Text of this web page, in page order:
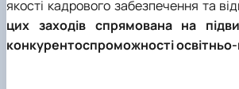
якості кадрового забезпечення та
цих заходів спрямована на
конкурентоспроможності